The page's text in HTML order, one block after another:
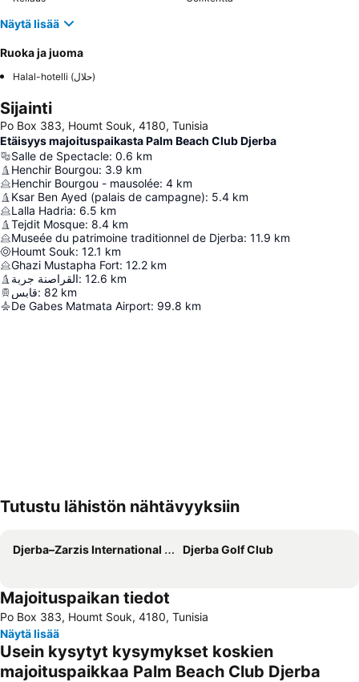
Näytä lisää
Ruoka ja juoma
Halal-hotelli (حلال)
Sijainti
Po Box 383, Houmt Souk, 4180, Tunisia
Etäisyys majoituspaikasta Palm Beach Club Djerba
Salle de Spectacle: 0.6 km
Henchir Bourgou: 3.9 km
Henchir Bourgou - mausolée: 4 km
Ksar Ben Ayed (palais de campagne): 5.4 km
Lalla Hadria: 6.5 km
Tejdit Mosque: 8.4 km
Museée du patrimoine traditionnel de Djerba: 11.9 km
Houmt Souk: 12.1 km
Ghazi Mustapha Fort: 12.2 km
القراصنة جربة: 12.6 km
قابس: 82 km
De Gabes Matmata Airport: 99.8 km
Tutustu lähistön nähtävyyksiin
Djerba–Zarzis International Airport Djerba Golf Club
Majoituspaikan tiedot
Po Box 383, Houmt Souk, 4180, Tunisia
Näytä lisää
Usein kysytyt kysymykset koskien
majoituspaikkaa Palm Beach Club Djerba